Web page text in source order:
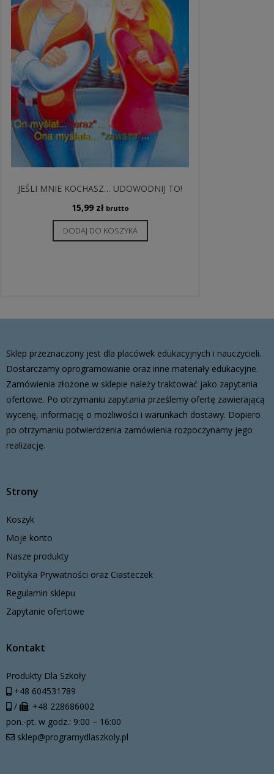
JEŚLI MNIE KOCHASZ… UDOWODNIJ TO!
15,99 zł brutto
DODAJ DO KOSZYKA
Sklep przeznaczony jest dla placówek edukacyjnych i nauczycieli.
Dostarczamy oprogramowanie oraz inne materiały edukacyjne.
Zamówienia złożone w sklepie należy traktować jako zapytania
ofertowe. Po otrzymaniu zapytania prześlemy ofertę zawierającą
wycenę, informację o możliwości i warunkach dostawy. Dopiero
po otrzymaniu potwierdzenia zamówienia rozpoczynamy jego
realizację.
Strony
Koszyk
Moje konto
Nasze produkty
Polityka Prywatności oraz Ciasteczek
Regulamin sklepu
Zapytanie ofertowe
Kontakt
Produkty Dla Szkoły
+48 604531789
/
: +48 228686002
pon.-pt. w godz.: 9:00 – 16:00
sklep@programydlaszkoly.pl